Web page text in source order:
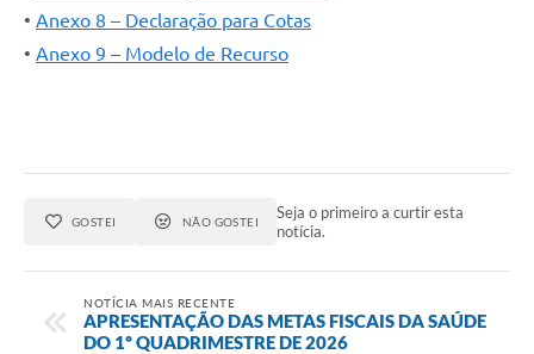
• Anexo 8 – Declaração para Cotas
• Anexo 9 – Modelo de Recurso
GOSTEI NÃO GOSTEI
Seja o primeiro a curtir esta
notícia.
NOTÍCIA MAIS RECENTE
APRESENTAÇÃO DAS METAS FISCAIS DA SAÚDE
DO 1º QUADRIMESTRE DE 2026